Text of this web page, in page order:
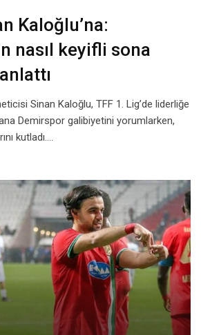
Kaloğlu’na:
nasıl keyifli sona
Sinan Kaloğlu, TFF 1. Lig’de liderliğe
Demirspor galibiyetini yorumlarken,
kutladı.…